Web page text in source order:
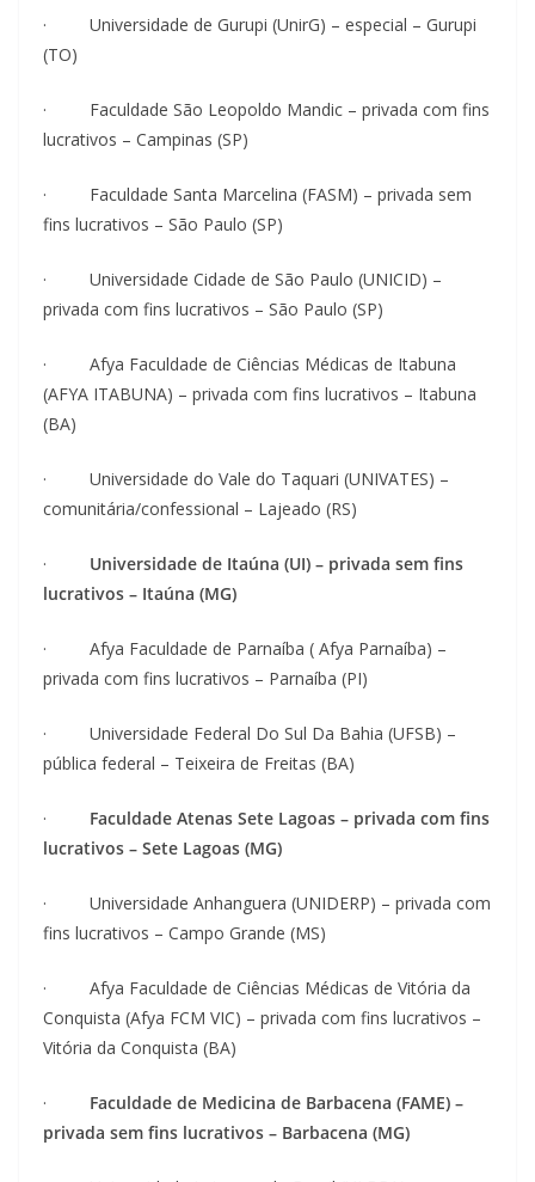
· Universidade de Gurupi (UnirG) – especial – Gurupi
(TO)
· Faculdade São Leopoldo Mandic – privada com fins
lucrativos – Campinas (SP)
· Faculdade Santa Marcelina (FASM) – privada sem
fins lucrativos – São Paulo (SP)
· Universidade Cidade de São Paulo (UNICID) –
privada com fins lucrativos – São Paulo (SP)
· Afya Faculdade de Ciências Médicas de Itabuna
(AFYA ITABUNA) – privada com fins lucrativos – Itabuna
(BA)
· Universidade do Vale do Taquari (UNIVATES) –
comunitária/confessional – Lajeado (RS)
· Universidade de Itaúna (UI) – privada sem fins
lucrativos – Itaúna (MG)
· Afya Faculdade de Parnaíba ( Afya Parnaíba) –
privada com fins lucrativos – Parnaíba (PI)
· Universidade Federal Do Sul Da Bahia (UFSB) –
pública federal – Teixeira de Freitas (BA)
· Faculdade Atenas Sete Lagoas – privada com fins
lucrativos – Sete Lagoas (MG)
· Universidade Anhanguera (UNIDERP) – privada com
fins lucrativos – Campo Grande (MS)
· Afya Faculdade de Ciências Médicas de Vitória da
Conquista (Afya FCM VIC) – privada com fins lucrativos –
Vitória da Conquista (BA)
· Faculdade de Medicina de Barbacena (FAME) –
privada sem fins lucrativos – Barbacena (MG)